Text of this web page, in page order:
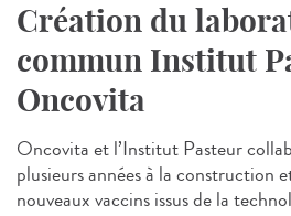
Création du
commun Institut
Oncovita
Oncovita et l’Institut Pasteur
plusieurs années à la construction
nouveaux vaccins issus de la